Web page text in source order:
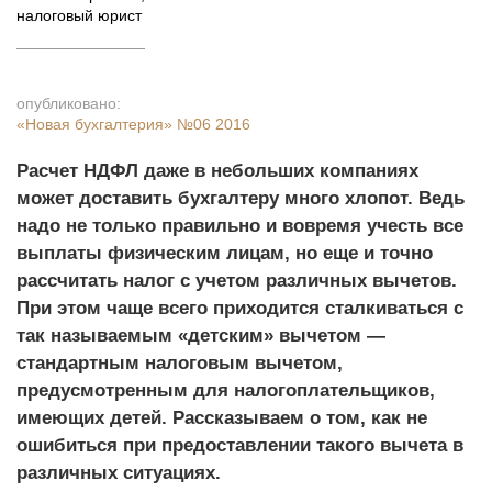
налоговый юрист
опубликовано:
«Новая бухгалтерия» №06 2016
Расчет НДФЛ даже в небольших компаниях
может доставить бухгалтеру много хлопот. Ведь
надо не только правильно и вовремя учесть все
выплаты физическим лицам, но еще и точно
рассчитать налог с учетом различных вычетов.
При этом чаще всего приходится сталкиваться с
так называемым «детским» вычетом —
стандартным налоговым вычетом,
предусмотренным для налогоплательщиков,
имеющих детей. Рассказываем о том, как не
ошибиться при предоставлении такого вычета в
различных ситуациях.